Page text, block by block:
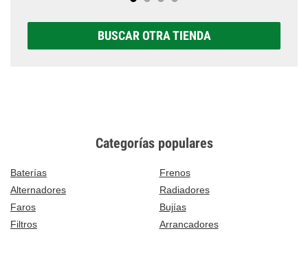
BUSCAR OTRA TIENDA
Categorías populares
Baterías
Frenos
Alternadores
Radiadores
Faros
Bujías
Filtros
Arrancadores